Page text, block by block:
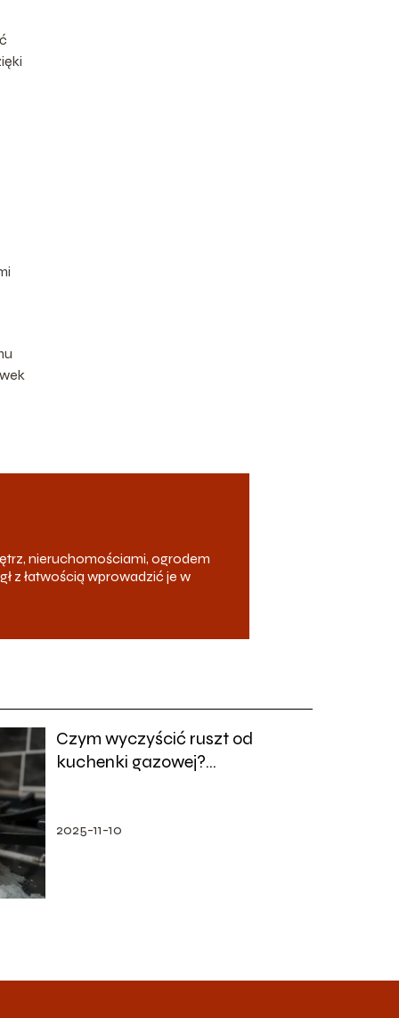
nieruchomościami, ogrodem
z łatwością wprowadzić je w
Czym wyczyścić ruszt od
kuchenki gazowej?
2025-11-10